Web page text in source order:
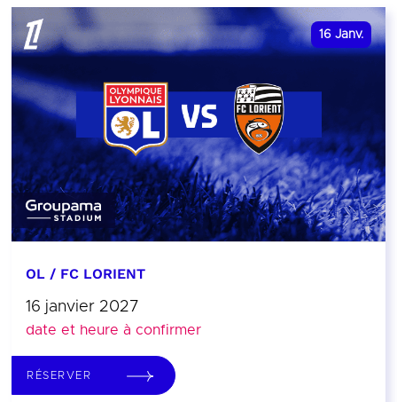
16 Janv.
OL / FC LORIENT
16 janvier 2027
date et heure à confirmer
RÉSERVER